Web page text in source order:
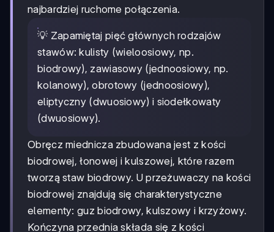
najbardziej ruchome połączenia.
💡 Zapamiętaj pięć głównych rodzajów
stawów: kulisty (wieloosiowy, np.
biodrowy), zawiasowy (jednoosiowy, np.
kolanowy), obrotowy (jednoosiowy),
eliptyczny (dwuosiowy) i siodełkowaty
(dwuosiowy).
Obręcz miednicza zbudowana jest z kości
biodrowej, łonowej i kulszowej, które razem
tworzą staw biodrowy. U przeżuwaczy na kości
biodrowej znajdują się charakterystyczne
elementy: guz biodrowy, kulszowy i krzyżowy.
Kończyna przednia składa się z kości